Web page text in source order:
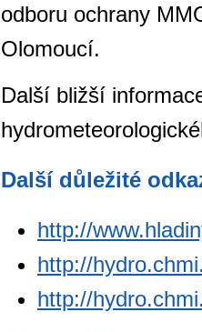
odboru ochrany
Olomoucí.
Další bližší
Další důležité
http://
http://
http://